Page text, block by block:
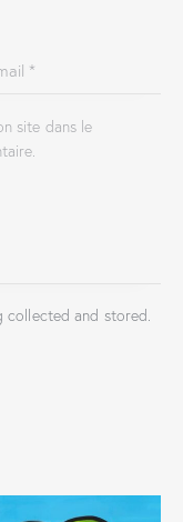
site dans le
collected and stored.